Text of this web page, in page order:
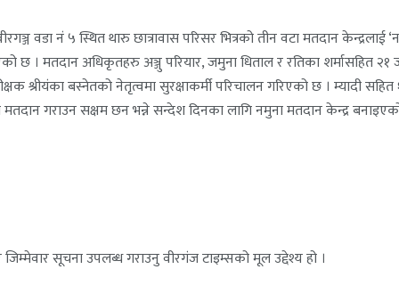
वडा नं ५ स्थित थारु छात्रावास परिसर भित्रको तीन वटा मतदान
। मतदान अधिकृतहरु अञ्जु परियार, जमुना धिताल र रतिका शर्मासहित २१
श्रीयंका बस्नेतको नेतृत्वमा सुरक्षाकर्मी परिचालन गरिएको छ । म्यादी
मतदान गराउन सक्षम छन भन्ने सन्देश दिनका लागि नमुना मतदान केन्द्र
जिम्मेवार सूचना उपलब्ध गराउनु वीरगंज टाइम्सको मूल उद्देश्य हो ।